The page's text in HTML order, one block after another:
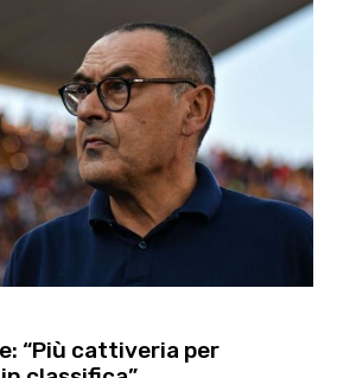
“Più cattiveria per